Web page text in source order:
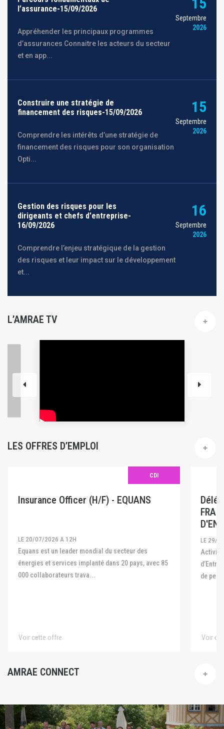
l’assurance-15/09/2026
Appréhender les principaux programmes
d’assurances Connaitre les acteurs du secteur
et en app...
Septembre
2026
Construire une stratégie de
financement des risques-15/09/2026
Comprendre les intérêts d’une stratégie de
financement des risques pour son organisation
Opti...
15
Septembre
2026
Gestion des risques pour les
dirigeants et chefs d'entreprise-
16/09/2026
Comprendre l’enjeu stratégique de la gestion
des risques et leur impact sur le développement
et...
16
Septembre
2026
L’AMRAE TV
LES OFFRES D’EMPLOI
CDI
Insurance Officer (H/F) - EQUANS
LE 20/07/2026 A 12H
Equans est un leader mondial du secteur des
énergies et services implanté dans 20 pays, avec 85
000 collaborateurs trava...
Voir cette offre
LE 29/
Activité La Fédération Française des Captives
de
Voir
AMRAE CONNECT